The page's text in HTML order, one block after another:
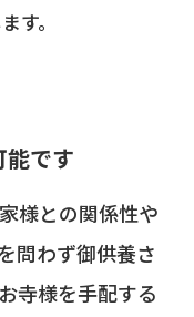
す。
能です
様との関係性や
問わず御供養さ
寺様を手配する